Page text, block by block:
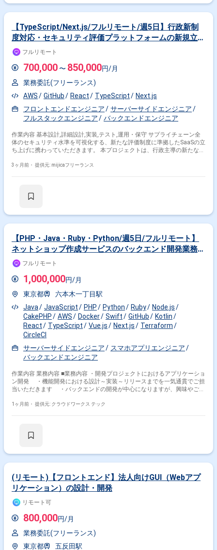
【TypeScript/Next.js/フルリモート/週5日】行政新制
度対応・セキュリティ評価プラットフォームの新規立ち
上げフルリモート
700,000 〜 850,000円/月
業務委託(フリーランス)
AWS
GitHub React TypeScript
Next.js
フロントエンドエンジニア
サーバーサイドエンジニア
フルスタックエンジニア
バックエンドエンジニア
作業内容 基本設計,詳細設計,実装,テスト,運用・保守 サプライチェーン全
体のセキュリティ水準を可視化する、新たな評価制度に準拠したSaaSの立
ち上げに携わっていただきます。 本プロジェクトは、行政主導の新たな業
い事業です。 現在はプロトタイプによる事業検証を終え、本格的なプロダ
活用し、スピード感もってプロダクトを創り上げる環境です。 将来的には
3ヶ月前・ 提供元: mijicaフリーランス
【PHP・Java・Ruby・Python/週5日/フルリモート】
ネットショップ作成サービスのバックエンド開発業務案
件 フルリモート
1,000,000円/月
東京都
六本木一丁目駅
Java
JavaScript PHP Python Ruby
Node.js
CakePHP
AWS Docker Swift GitHub
Kotlin
React
TypeScript Vue.js Next.js
Terraform
CircleCI
サーバーサイドエンジニア
スマホアプリエンジニア
バックエンドエンジニア
作業内容 業務内容 ■業務内容 ・開発プロジェクトにおけるアプリケーショ
ン開発 ・機能開発における設計～実装～リリースまでを一気通貫でご担
当いただきます ・バックエンドの開発が中心になりますが、興味やご経
バックに基づく改善 ・本番エラー監視、改善 ・日常的なリファクタリン
Node.js、React、Next.js、Vue.js、ReactNative ・インフラ・運用関連：
決済/金融のサービスを展開している企業です。
1ヶ月前・ 提供元: クラウドワークス テック
(リモート)【フロントエンド】法人向けGUI（Webアプ
リケーション）の設計・開発
リモート可
800,000円/月
業務委託(フリーランス)
東京都
五反田駅